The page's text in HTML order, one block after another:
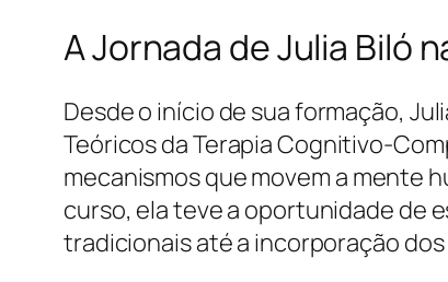
A Jornada de Julia Biló
Desde o início de sua formação,
Teóricos da Terapia Cognitivo-
mecanismos que movem a mente
curso, ela teve a oportunidade de
tradicionais até a incorporação